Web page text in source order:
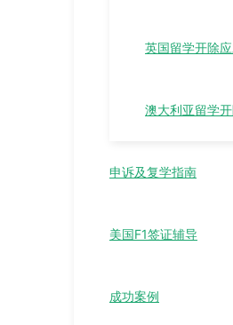
英国留学开除
澳大利亚留学
申诉及复学指南
美国F1签证辅导
成功案例